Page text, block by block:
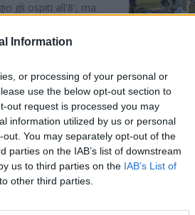
Information
or processing of your personal or
use the below opt-out section to
out request is processed you may
information utilized by us or personal
You may separately opt-out of the
parties on the IAB’s list of downstream
us to third parties on the IAB’s List of
other third parties.
gli ospiti all'8', ma
Isola e Pinna